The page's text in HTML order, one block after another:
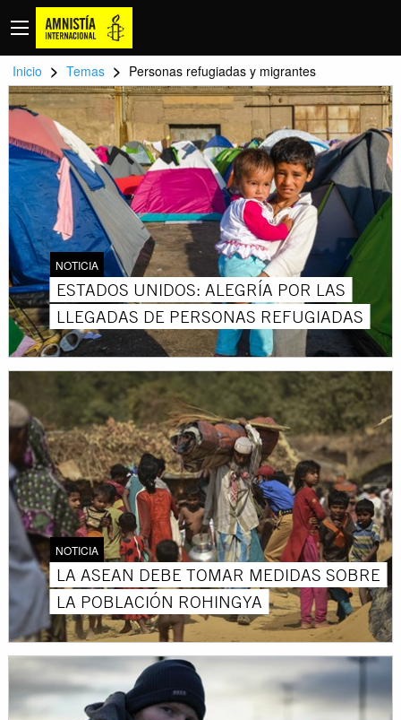
Inicio > Temas > Personas refugiadas y migrantes
NOTICIA
ESTADOS UNIDOS: ALEGRÍA POR LAS
LLEGADAS DE PERSONAS REFUGIADAS
NOTICIA
LA ASEAN DEBE TOMAR MEDIDAS SOBRE
LA POBLACIÓN ROHINGYA